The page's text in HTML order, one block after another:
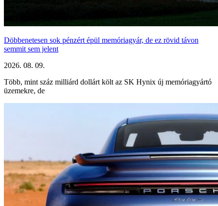
Döbbenetesen sok pénzért épül memóriagyár, de ez rövid távon
semmit sem jelent
2026. 08. 09.
Több, mint száz milliárd dollárt költ az SK Hynix új memóriagyártó
üzemekre, de